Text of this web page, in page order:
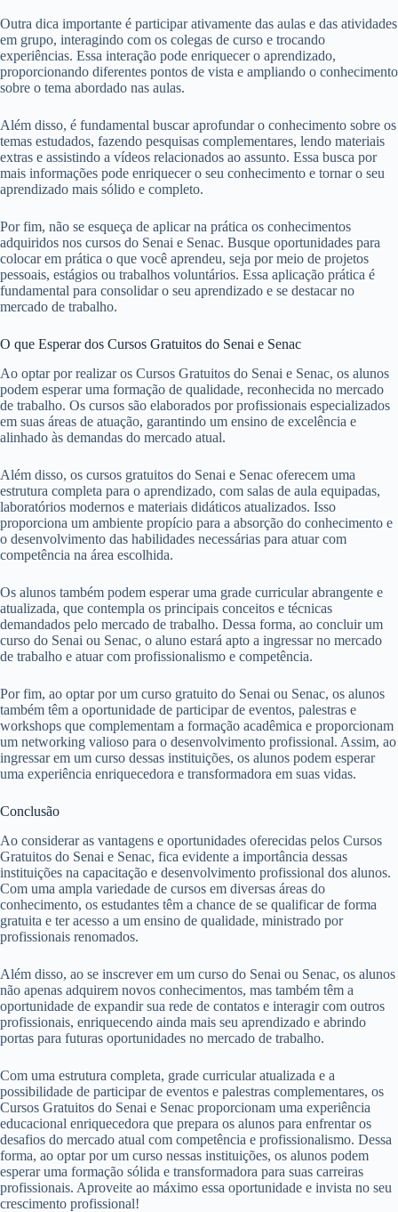
Outra dica importante é participar ativamente das aulas e das atividades
em grupo, interagindo com os colegas de curso e trocando
experiências. Essa interação pode enriquecer o aprendizado,
proporcionando diferentes pontos de vista e ampliando o conhecimento
sobre o tema abordado nas aulas.
Além disso, é fundamental buscar aprofundar o conhecimento sobre os
temas estudados, fazendo pesquisas complementares, lendo materiais
extras e assistindo a vídeos relacionados ao assunto. Essa busca por
mais informações pode enriquecer o seu conhecimento e tornar o seu
aprendizado mais sólido e completo.
Por fim, não se esqueça de aplicar na prática os conhecimentos
adquiridos nos cursos do Senai e Senac. Busque oportunidades para
colocar em prática o que você aprendeu, seja por meio de projetos
pessoais, estágios ou trabalhos voluntários. Essa aplicação prática é
fundamental para consolidar o seu aprendizado e se destacar no
mercado de trabalho.
O que Esperar dos Cursos Gratuitos do Senai e Senac
Ao optar por realizar os Cursos Gratuitos do Senai e Senac, os alunos
podem esperar uma formação de qualidade, reconhecida no mercado
de trabalho. Os cursos são elaborados por profissionais especializados
em suas áreas de atuação, garantindo um ensino de excelência e
alinhado às demandas do mercado atual.
Além disso, os cursos gratuitos do Senai e Senac oferecem uma
estrutura completa para o aprendizado, com salas de aula equipadas,
laboratórios modernos e materiais didáticos atualizados. Isso
proporciona um ambiente propício para a absorção do conhecimento e
o desenvolvimento das habilidades necessárias para atuar com
competência na área escolhida.
Os alunos também podem esperar uma grade curricular abrangente e
atualizada, que contempla os principais conceitos e técnicas
demandados pelo mercado de trabalho. Dessa forma, ao concluir um
curso do Senai ou Senac, o aluno estará apto a ingressar no mercado
de trabalho e atuar com profissionalismo e competência.
Por fim, ao optar por um curso gratuito do Senai ou Senac, os alunos
também têm a oportunidade de participar de eventos, palestras e
workshops que complementam a formação acadêmica e proporcionam
um networking valioso para o desenvolvimento profissional. Assim, ao
ingressar em um curso dessas instituições, os alunos podem esperar
uma experiência enriquecedora e transformadora em suas vidas.
Conclusão
Ao considerar as vantagens e oportunidades oferecidas pelos Cursos
Gratuitos do Senai e Senac, fica evidente a importância dessas
instituições na capacitação e desenvolvimento profissional dos alunos.
Com uma ampla variedade de cursos em diversas áreas do
conhecimento, os estudantes têm a chance de se qualificar de forma
gratuita e ter acesso a um ensino de qualidade, ministrado por
profissionais renomados.
Além disso, ao se inscrever em um curso do Senai ou Senac, os alunos
não apenas adquirem novos conhecimentos, mas também têm a
oportunidade de expandir sua rede de contatos e interagir com outros
profissionais, enriquecendo ainda mais seu aprendizado e abrindo
portas para futuras oportunidades no mercado de trabalho.
Com uma estrutura completa, grade curricular atualizada e a
possibilidade de participar de eventos e palestras complementares, os
Cursos Gratuitos do Senai e Senac proporcionam uma experiência
educacional enriquecedora que prepara os alunos para enfrentar os
desafios do mercado atual com competência e profissionalismo. Dessa
forma, ao optar por um curso nessas instituições, os alunos podem
esperar uma formação sólida e transformadora para suas carreiras
profissionais. Aproveite ao máximo essa oportunidade e invista no seu
crescimento profissional!